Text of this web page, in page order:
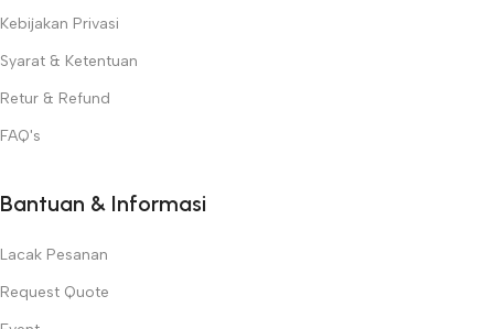
Kebijakan Privasi
Syarat & Ketentuan
Retur & Refund
FAQ's
Bantuan & Informasi
Lacak Pesanan
Request Quote